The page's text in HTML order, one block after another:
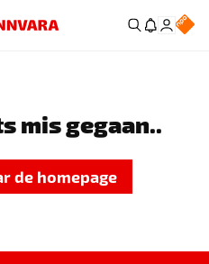
mis gegaan..
de homepage